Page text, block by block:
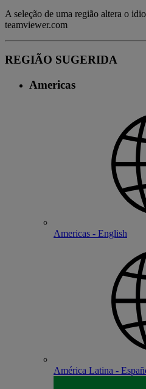
A seleção de uma região altera o
teamviewer.com
REGIÃO SUGERIDA
Americas
Americas - English
América Latina -